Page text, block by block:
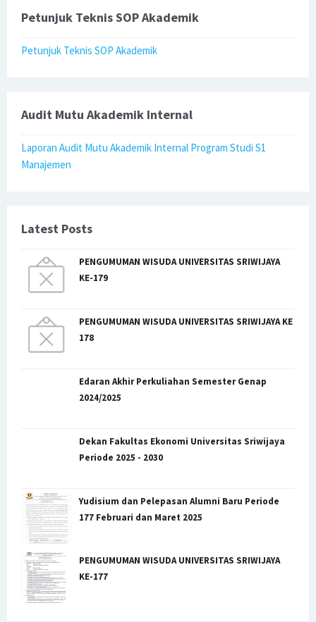
Petunjuk Teknis SOP Akademik
Petunjuk Teknis SOP Akademik
Audit Mutu Akademik Internal
Laporan Audit Mutu Akademik Internal Program Studi S1
Manajemen
Latest Posts
PENGUMUMAN WISUDA UNIVERSITAS SRIWIJAYA
KE-179
PENGUMUMAN WISUDA UNIVERSITAS SRIWIJAYA KE
178
Edaran Akhir Perkuliahan Semester Genap
2024/2025
Dekan Fakultas Ekonomi Universitas Sriwijaya
Periode 2025 - 2030
Yudisium dan Pelepasan Alumni Baru Periode
177 Februari dan Maret 2025
PENGUMUMAN WISUDA UNIVERSITAS SRIWIJAYA
KE-177